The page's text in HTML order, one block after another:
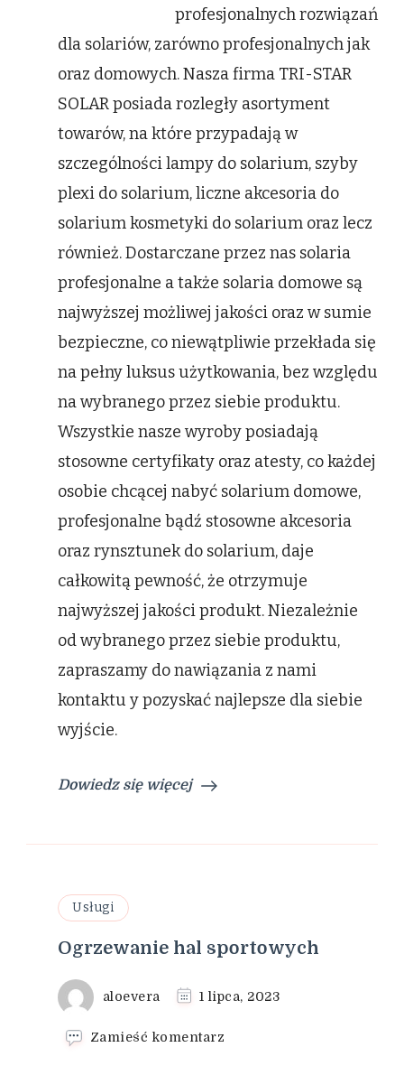
profesjonalnych rozwiązań
dla solariów, zarówno profesjonalnych jak
oraz domowych. Nasza firma TRI-STAR
SOLAR posiada rozległy asortyment
towarów, na które przypadają w
szczególności lampy do solarium, szyby
plexi do solarium, liczne akcesoria do
solarium kosmetyki do solarium oraz lecz
również. Dostarczane przez nas solaria
profesjonalne a także solaria domowe są
najwyższej możliwej jakości oraz w sumie
bezpieczne, co niewątpliwie przekłada się
na pełny luksus użytkowania, bez względu
na wybranego przez siebie produktu.
Wszystkie nasze wyroby posiadają
stosowne certyfikaty oraz atesty, co każdej
osobie chcącej nabyć solarium domowe,
profesjonalne bądź stosowne akcesoria
oraz rynsztunek do solarium, daje
całkowitą pewność, że otrzymuje
najwyższej jakości produkt. Niezależnie
od wybranego przez siebie produktu,
zapraszamy do nawiązania z nami
kontaktu y pozyskać najlepsze dla siebie
wyjście.
Dowiedz się więcej
Usługi
Ogrzewanie hal sportowych
aloevera 1 lipca, 2023
Zamieść komentarz